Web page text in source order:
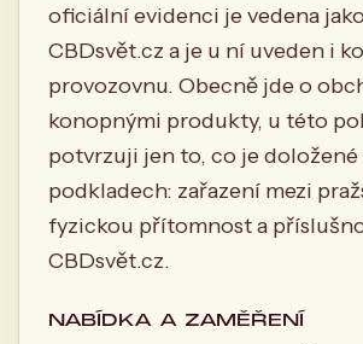
oficiální evidenci je vedena
CBDsvět.cz a je u ní uveden i
provozovnu. Obecně jde o
konopnými produkty, u této
potvrzuji jen to, co je doložené
podkladech: zařazení mezi
fyzickou přítomnost a
CBDsvět.cz.
NABÍDKA A ZAMĚŘENÍ